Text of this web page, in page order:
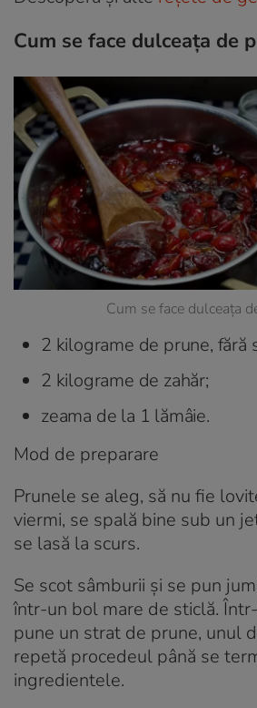
Cum se face dulceața de
Cum se face dulceața
2 kilograme de prune, fără
2 kilograme de zahăr;
zeama de la 1 lămâie.
Mod de preparare
Prunele se aleg, să nu fie
viermi, se spală bine sub un
se lasă la scurs.
Se scot sâmburii și se pun
într-un bol mare de sticlă.
pune un strat de prune, unul
repetă procedeul până se
ingredientele.